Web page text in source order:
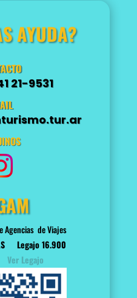
AYUDA?
21-9531
Agencias de Viajes
Legajo 16.900
Ver Legajo